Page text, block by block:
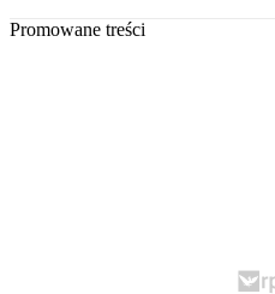
Promowane treści